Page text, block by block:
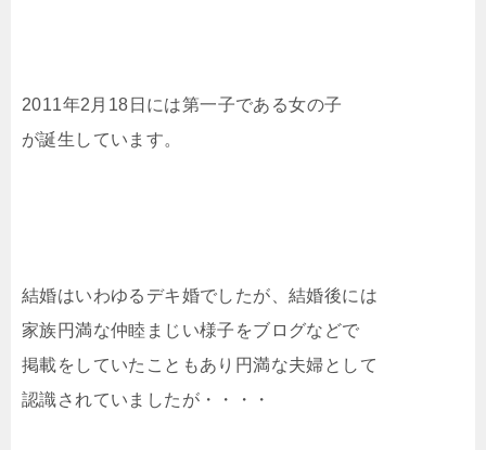
2011年2月18日には第一子である女の子
が誕生しています。
結婚はいわゆるデキ婚でしたが、結婚後には
家族円満な仲睦まじい様子をブログなどで
掲載をしていたこともあり円満な夫婦として
認識されていましたが・・・・